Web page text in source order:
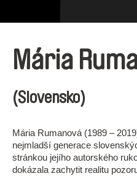
Mária
(Slovensko)
Mária Rumanová (1989 –
nejmladší generace
stránkou jejího autorského
dokázala zachytit realitu